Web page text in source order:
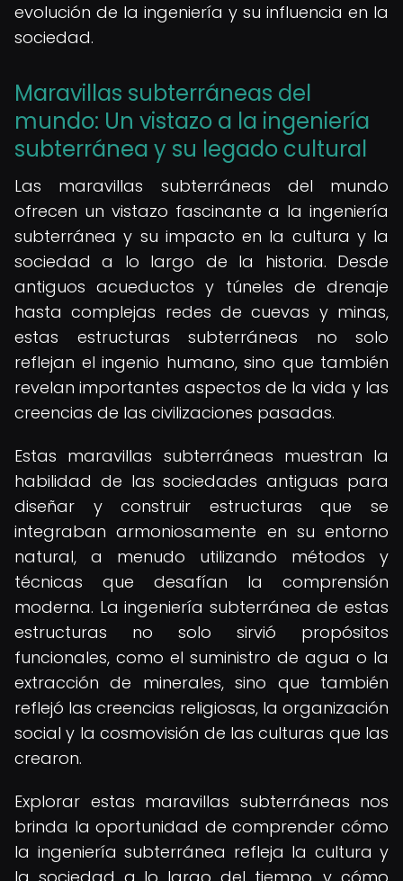
evolución de la ingeniería y su influencia en la
sociedad.
Maravillas subterráneas del
mundo: Un vistazo a la ingeniería
subterránea y su legado cultural
Las maravillas subterráneas del mundo
ofrecen un vistazo fascinante a la ingeniería
subterránea y su impacto en la cultura y la
sociedad a lo largo de la historia. Desde
antiguos acueductos y túneles de drenaje
hasta complejas redes de cuevas y minas,
estas estructuras subterráneas no solo
reflejan el ingenio humano, sino que también
revelan importantes aspectos de la vida y las
creencias de las civilizaciones pasadas.
Estas maravillas subterráneas muestran la
habilidad de las sociedades antiguas para
diseñar y construir estructuras que se
integraban armoniosamente en su entorno
natural, a menudo utilizando métodos y
técnicas que desafían la comprensión
moderna. La ingeniería subterránea de estas
estructuras no solo sirvió propósitos
funcionales, como el suministro de agua o la
extracción de minerales, sino que también
reflejó las creencias religiosas, la organización
social y la cosmovisión de las culturas que las
crearon.
Explorar estas maravillas subterráneas nos
brinda la oportunidad de comprender cómo
la ingeniería subterránea refleja la cultura y